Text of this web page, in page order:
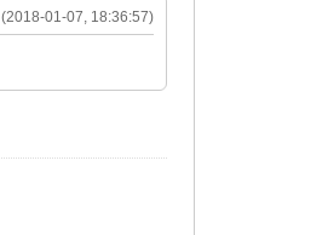
(2018-01-07, 18:36:57)